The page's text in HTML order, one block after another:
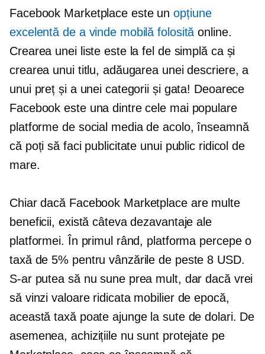
Facebook Marketplace este unopțiune
excelentă de a vinde mobilă folosită online.
Crearea unei liste este la fel de simplă ca și
crearea unui titlu, adăugarea unei descriere, a
unui preț și a unei categorii și gata! Deoarece
Facebook este una dintre cele mai populare
platforme de social media de acolo, înseamnă
că poți să faci publicitate unui public ridicol de
mare.
Chiar dacă Facebook Marketplace are multe
beneficii, există câteva dezavantaje ale
platformei. În primul rând, platforma percepe o
taxă de 5% pentru vânzările de peste 8 USD.
S-ar putea să nu sune prea mult, dar dacă vrei
să vinzivaloare ridicatamobilier de epocă,
această taxă poate ajunge la sute de dolari. De
asemenea, achizițiile nu sunt protejate pe